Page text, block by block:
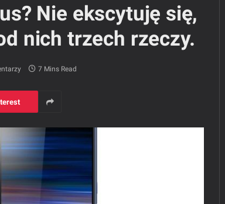
Nie ekscytuję się,
nich trzech rzeczy.
7 Mins Read